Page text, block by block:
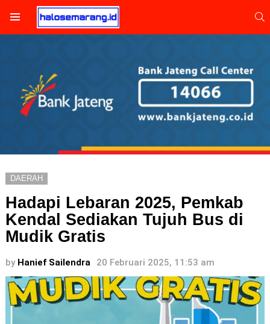
DAERAH
Hadapi Lebaran 2025, Pemkab
Kendal Sediakan Tujuh Bus di
Mudik Gratis
by Hanief Sailendra 20 Februari 2025, 11:53 am